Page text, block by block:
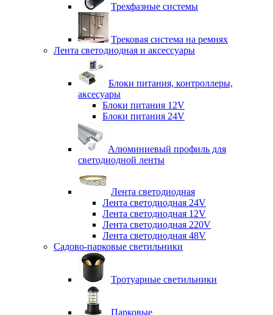
Трехфазные системы
Трековая система на ремнях
Лента светодиодная и аксессуары
Блоки питания, контроллеры,
аксесуары
Блоки питания 12V
Блоки питания 24V
Алюминиевый профиль для
светодиодной ленты
Лента светодиодная
Лента светодиодная 24V
Лента светодиодная 12V
Лента светодиодная 220V
Лента светодиодная 48V
Садово-парковые светильники
Тротуарные светильники
Парковые